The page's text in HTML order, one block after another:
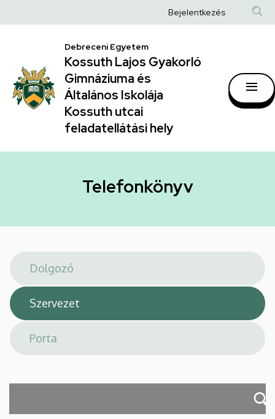
|
Kossuth
Lajos
Gyakorló
Gimnáziuma
Általános
hely
a
Anonim
fiók
Bejelentkezés
Debreceni Egyetem
Kossuth Lajos Gyakorló
Gimnáziuma és
Általános Iskolája
Kossuth utcai
feladatellátási hely
Telefonkönyv